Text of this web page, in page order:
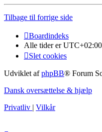
Tilbage til forrige side
Boardindeks
Alle tider erUTC+02:00
Slet cookies
Udviklet afphpBB® Forum
Dansk oversættelse & hjælp
Privatliv | Vilkår